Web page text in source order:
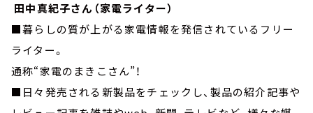
田中真紀子さん（家電ライター）
■暮らしの質が上がる家電情報を発信されているフリー
ライター。
通称“家電のまきこさん”！
■日々発売される新製品をチェックし、製品の紹介記事や